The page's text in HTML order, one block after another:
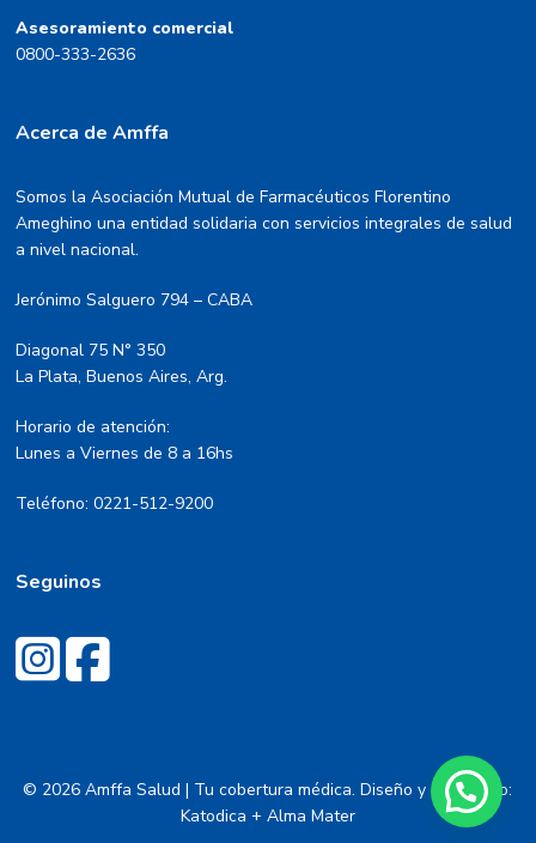
Asesoramiento comercial
0800-333-2636
Acerca de Amffa
Somos la Asociación Mutual de Farmacéuticos Florentino
Ameghino una entidad solidaria con servicios integrales de salud
a nivel nacional.
Jerónimo Salguero 794 – CABA
Diagonal 75 N° 350
La Plata, Buenos Aires, Arg.
Horario de atención:
Lunes a Viernes de 8 a 16hs
Teléfono: 0221-512-9200
Seguinos
© 2026 Amffa Salud | Tu cobertura médica. Diseño y desarrollo:
Katodica + Alma Mater